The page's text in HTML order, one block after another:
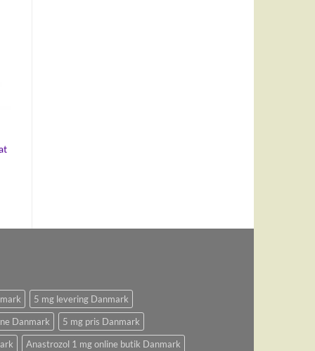
5 mg levering Danmark
Danmark
5 mg pris Danmark
Anastrozol 1 mg online butik Danmark